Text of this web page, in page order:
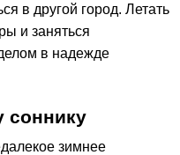
в другой город. Летать
и заняться
в надежде
соннику
зимнее